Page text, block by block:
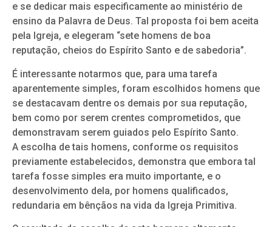
e se dedicar mais especificamente ao ministério de
ensino da Palavra de Deus. Tal proposta foi bem aceita
pela Igreja, e elegeram “sete homens de boa
reputação, cheios do Espírito Santo e de sabedoria”.
É interessante notarmos que, para uma tarefa
aparentemente simples, foram escolhidos homens que
se destacavam dentre os demais por sua reputação,
bem como por serem crentes comprometidos, que
demonstravam serem guiados pelo Espírito Santo.
A escolha de tais homens, conforme os requisitos
previamente estabelecidos, demonstra que embora tal
tarefa fosse simples era muito importante, e o
desenvolvimento dela, por homens qualificados,
redundaria em bênçãos na vida da Igreja Primitiva.